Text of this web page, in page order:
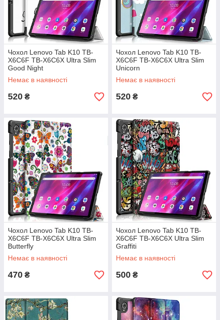
Чохол Lenovo Tab K10 TB-
X6C6F TB-X6C6X Ultra Slim
Good Night
Немає в наявності
520 ₴
Чохол Lenovo Tab K10 TB-
X6C6F TB-X6C6X Ultra Slim
Unicorn
Немає в наявності
520 ₴
Чохол Lenovo Tab K10 TB-
X6C6F TB-X6C6X Ultra Slim
Butterfly
Немає в наявності
470 ₴
Чохол Lenovo Tab K10 TB-
X6C6F TB-X6C6X Ultra Slim
Graffiti
Немає в наявності
500 ₴